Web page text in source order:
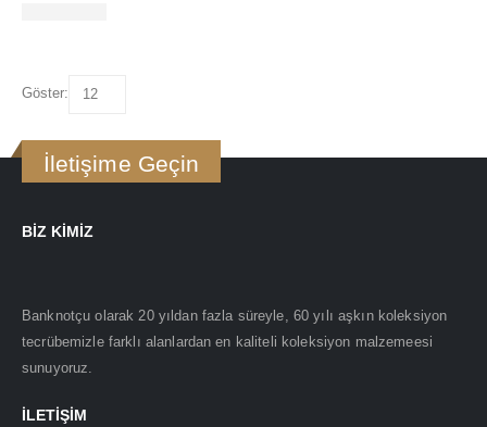
Göster:
İletişime Geçin
BIZ KIMIZ
Banknotçu olarak 20 yıldan fazla süreyle, 60 yılı aşkın koleksiyon
tecrübemizle farklı alanlardan en kaliteli koleksiyon malzemeesi
sunuyoruz.
İLETIŞIM